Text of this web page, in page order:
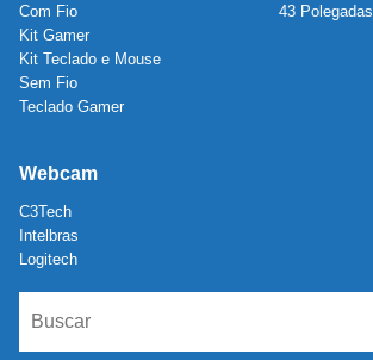
Com Fio
Kit Gamer
Kit Teclado e Mouse
Sem Fio
Teclado Gamer
43 Polegadas
Webcam
C3Tech
Intelbras
Logitech